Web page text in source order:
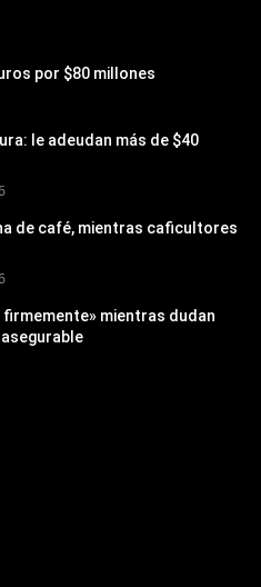
por $80 millones
le adeudan más de $40
de café, mientras caficultores
firmemente» mientras dudan